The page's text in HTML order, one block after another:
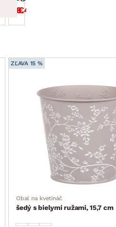
5.94 €8.49 €
ZĽAVA 15 %
Obal na kvetináč
šedý s bielymi ružami, 15,7 cm